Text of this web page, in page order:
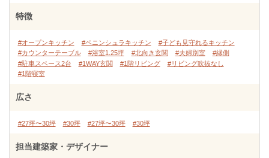
特徴
#オープンキッチン #ペニンシュラキッチン
#子ども見守れるキッチン
#カウンターテーブル
#浴室1.25坪 #北向き玄関 #夫婦別室
#縁側
#駐車スペース2台
#1WAY玄関 #1階リビング
#リビング吹抜なし
#1階寝室
広さ
#27坪〜30坪 #30坪 #27坪〜30坪 #30坪
担当建築家・デザイナー